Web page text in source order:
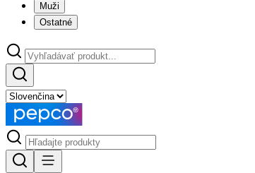
Muži
Ostatné